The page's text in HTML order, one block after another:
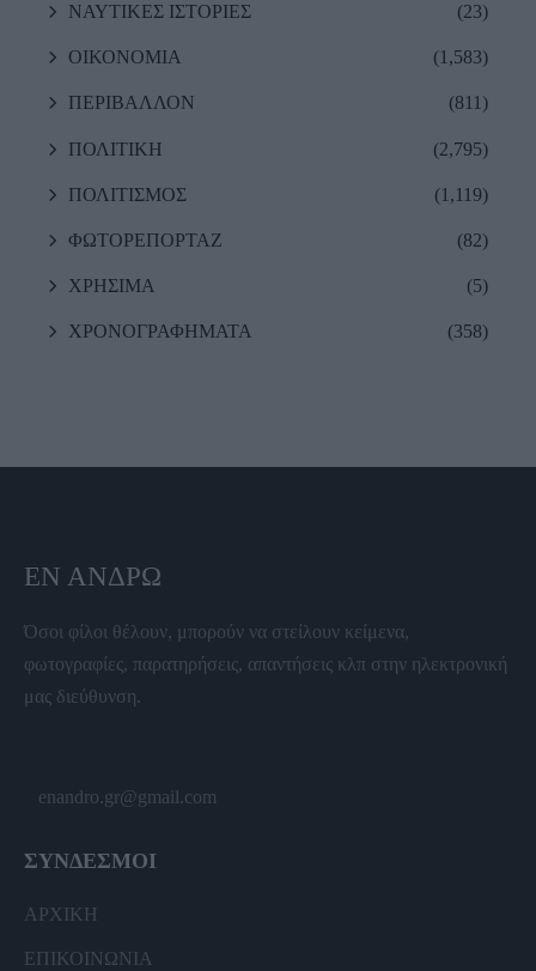
ΝΑΥΤΙΚΕΣ ΙΣΤΟΡΙΕΣ (23)
ΟΙΚΟΝΟΜΙΑ (1,583)
ΠΕΡΙΒΑΛΛΟΝ (811)
ΠΟΛΙΤΙΚΗ (2,795)
ΠΟΛΙΤΙΣΜΟΣ (1,119)
ΦΩΤΟΡΕΠΟΡΤΑΖ (82)
ΧΡΗΣΙΜΑ (5)
ΧΡΟΝΟΓΡΑΦΗΜΑΤΑ (358)
ΕΝ ΆΝΔΡΩ
Όσοι φίλοι θέλουν, μπορούν να στείλουν κείμενα,
φωτογραφίες, παρατηρήσεις, απαντήσεις κλπ στην ηλεκτρονική
μας διεύθυνση.
enandro.gr@gmail.com
ΣΥΝΔΕΣΜΟΙ
ΑΡΧΙΚΗ
ΕΠΙΚΟΙΝΩΝΙΑ